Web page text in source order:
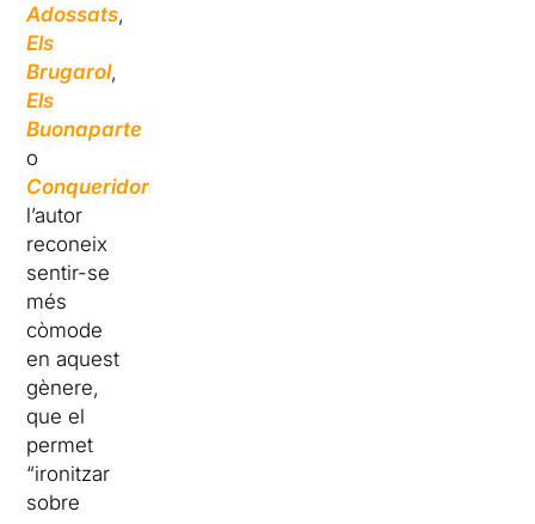
Adossats,
Els
Brugarol,
Els
Buonaparte
o
Conqueridors
l’autor
reconeix
sentir-se
més
còmode
en aquest
gènere,
que el
permet
“ironitzar
sobre